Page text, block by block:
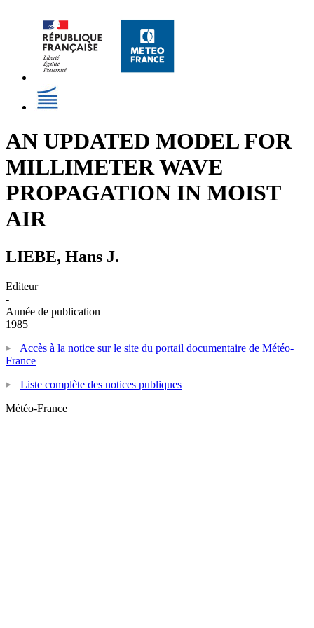
AN UPDATED MODEL FOR
MILLIMETER WAVE
PROPAGATION IN MOIST
AIR
LIEBE, Hans J.
Editeur
-
Année de publication
1985
Accès à la notice sur le site du portail documentaire de Météo-
France
Liste complète des notices publiques
Météo-France